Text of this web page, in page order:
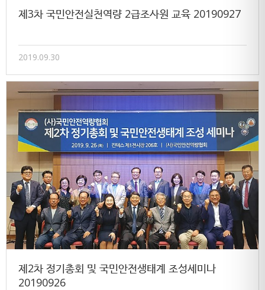
제3차 국민안전실천역량 2급조사원 교육 20190927
2019.09.30
제2차 정기총회 및 국민안전생태계 조성세미나
20190926